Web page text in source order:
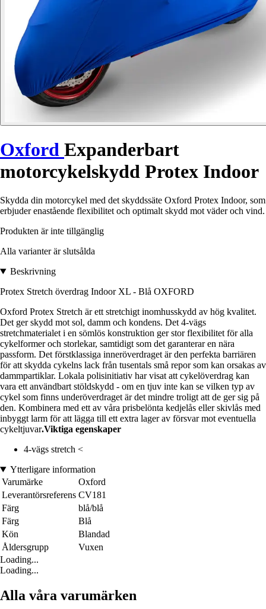
Oxford Expanderbart
motorcykelskydd Protex Indoor
Skydda din motorcykel med det skyddssäte Oxford Protex Indoor, som
erbjuder enastående flexibilitet och optimalt skydd mot väder och vind.
Produkten är inte tillgänglig
Alla varianter är slutsålda
Beskrivning
Protex Stretch överdrag Indoor XL - Blå OXFORD
Oxford Protex Stretch är ett stretchigt inomhusskydd av hög kvalitet.
Det ger skydd mot sol, damm och kondens. Det 4-vägs
stretchmaterialet i en sömlös konstruktion ger stor flexibilitet för alla
cykelformer och storlekar, samtidigt som det garanterar en nära
passform. Det förstklassiga inneröverdraget är den perfekta barriären
för att skydda cykelns lack från tusentals små repor som kan orsakas av
dammpartiklar. Lokala polisinitiativ har visat att cykelöverdrag kan
vara ett användbart stöldskydd - om en tjuv inte kan se vilken typ av
cykel som finns underöverdraget är det mindre troligt att de ger sig på
den. Kombinera med ett av våra prisbelönta kedjelås eller skivlås med
inbyggt larm för att lägga till ett extra lager av försvar mot eventuella
cykeltjuvar.Viktiga egenskaper
4-vägs stretch <
Ytterligare information
Varumärke
Oxford
Leverantörsreferens CV181
Färg
blå/blå
Färg
Blå
Kön
Blandad
Åldersgrupp
Vuxen
Loading...
Loading...
Alla våra varumärken